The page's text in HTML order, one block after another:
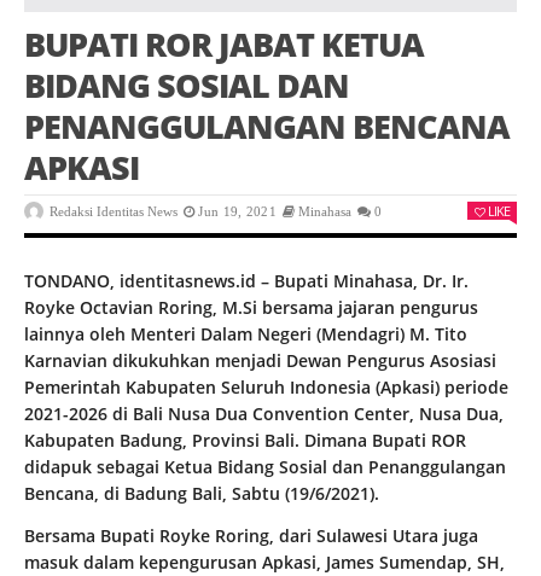
BUPATI ROR JABAT KETUA
BIDANG SOSIAL DAN
PENANGGULANGAN BENCANA
APKASI
Redaksi Identitas News Jun 19, 2021 Minahasa 0 LIKE
TONDANO, identitasnews.id – Bupati Minahasa, Dr. Ir.
Royke Octavian Roring, M.Si bersama jajaran pengurus
lainnya oleh Menteri Dalam Negeri (Mendagri) M. Tito
Karnavian dikukuhkan menjadi Dewan Pengurus Asosiasi
Pemerintah Kabupaten Seluruh Indonesia (Apkasi) periode
2021-2026 di Bali Nusa Dua Convention Center, Nusa Dua,
Kabupaten Badung, Provinsi Bali. Dimana Bupati ROR
didapuk sebagai Ketua Bidang Sosial dan Penanggulangan
Bencana, di Badung Bali, Sabtu (19/6/2021).
Bersama Bupati Royke Roring, dari Sulawesi Utara juga
masuk dalam kepengurusan Apkasi, James Sumendap, SH,